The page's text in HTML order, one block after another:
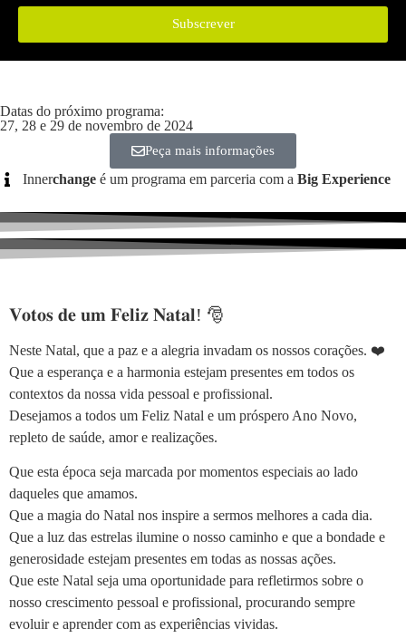
Subscrever
Datas do próximo programa:
27, 28 e 29 de novembro de 2024
Peça mais informações
Innerchange é um programa em parceria com a Big Experience
𝐕𝐨𝐭𝐨𝐬 𝐝𝐞 𝐮𝐦 𝐅𝐞𝐥𝐢𝐳 𝐍𝐚𝐭𝐚𝐥! 🎅
Neste Natal, que a paz e a alegria invadam os nossos corações. ❤️
Que a esperança e a harmonia estejam presentes em todos os
contextos da nossa vida pessoal e profissional.
Desejamos a todos um Feliz Natal e um próspero Ano Novo,
repleto de saúde, amor e realizações.
Que esta época seja marcada por momentos especiais ao lado
daqueles que amamos.
Que a magia do Natal nos inspire a sermos melhores a cada dia.
Que a luz das estrelas ilumine o nosso caminho e que a bondade e
generosidade estejam presentes em todas as nossas ações.
Que este Natal seja uma oportunidade para refletirmos sobre o
nosso crescimento pessoal e profissional, procurando sempre
evoluir e aprender com as experiências vividas.